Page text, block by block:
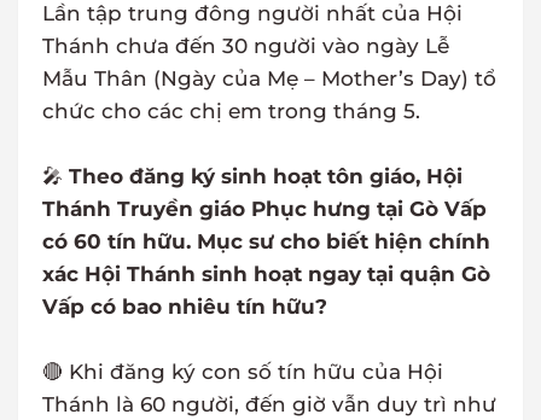
Lần tập trung đông người nhất của Hội
Thánh chưa đến 30 người vào ngày Lễ
Mẫu Thân (Ngày của Mẹ – Mother’s Day) tổ
chức cho các chị em trong tháng 5.
🎤 Theo đăng ký sinh hoạt tôn giáo, Hội
Thánh Truyền giáo Phục hưng tại Gò Vấp
có 60 tín hữu. Mục sư cho biết hiện chính
xác Hội Thánh sinh hoạt ngay tại quận Gò
Vấp có bao nhiêu tín hữu?
🔴 Khi đăng ký con số tín hữu của Hội
Thánh là 60 người, đến giờ vẫn duy trì như